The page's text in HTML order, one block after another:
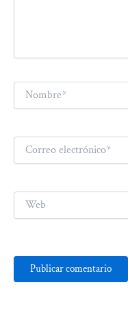
Nombre*
Correo
electrónico*
Web